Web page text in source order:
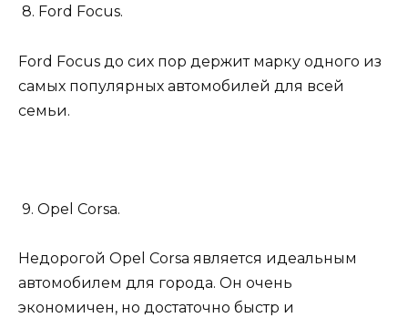
8. Ford Focus.
Ford Focus до сих пор держит марку одного из
самых популярных автомобилей для всей
семьи.
9. Opel Corsa.
Недорогой Opel Corsa является идеальным
автомобилем для города. Он очень
экономичен, но достаточно быстр и